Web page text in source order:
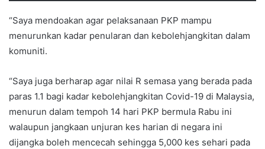
“Saya mendoakan agar pelaksanaan PKP mampu
menurunkan kadar penularan dan kebolehjangkitan dalam
komuniti.
“Saya juga berharap agar nilai R semasa yang berada pada
paras 1.1 bagi kadar kebolehjangkitan Covid-19 di Malaysia,
menurun dalam tempoh 14 hari PKP bermula Rabu ini
walaupun jangkaan unjuran kes harian di negara ini
dijangka boleh mencecah sehingga 5,000 kes sehari pada